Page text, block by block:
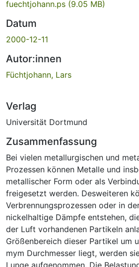
fuechtjohann.ps (9.05 MB)
Datum
2000-12-11
Autor:innen
Füchtjohann, Lars
Verlag
Universität Dortmund
Zusammenfassung
Bei vielen metallurgischen und
Prozessen können Metalle und
metallischer Form oder als
freigesetzt werden. Desweiteren
Verbrennungsprozessen oder in
nickelhaltige Dämpfe entstehen,
der Luft vorhandenen Partikeln
Größenbereich dieser Partikel um
mym Durchmesser liegt, werden
Lunge aufgenommen. Die